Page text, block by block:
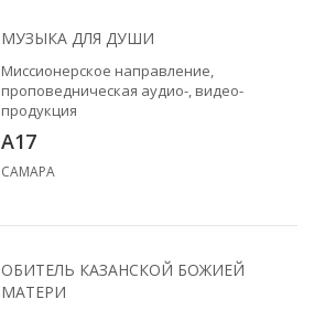
МУЗЫКА ДЛЯ ДУШИ
Миссионерское направление,
проповедническая аудио-, видео-
продукция
А17
САМАРА
ОБИТЕЛЬ КАЗАНСКОЙ БОЖИЕЙ
МАТЕРИ